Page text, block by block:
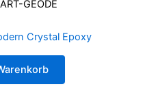
GEODE
Crystal Epoxy